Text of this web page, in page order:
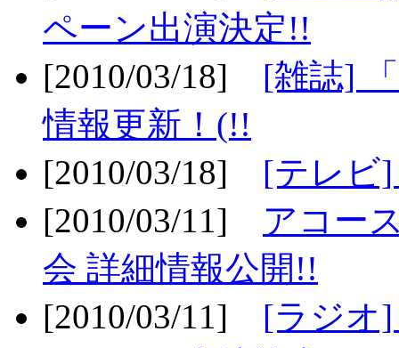
ペーン出演決定!!
[2010/03/18] [雑誌]
情報更新！(!!
[2010/03/18] [テレビ
[2010/03/11] アコー
会 詳細情報公開!!
[2010/03/11] [ラジオ